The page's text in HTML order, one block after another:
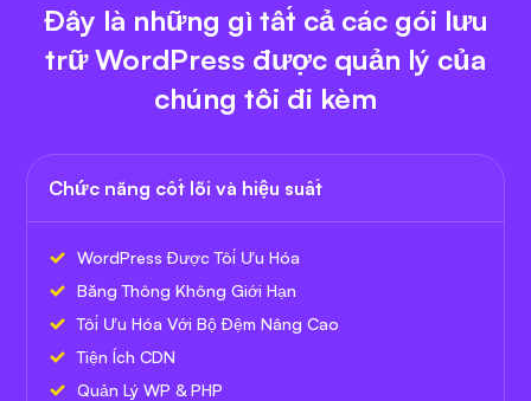
Đây là những gì tất cả các gói lưu
trữ WordPress được quản lý của
chúng tôi đi kèm
Chức năng cốt lõi và hiệu suất
WordPress Được Tối Ưu Hóa
Băng Thông Không Giới Hạn
Tối Ưu Hóa Với Bộ Đệm Nâng Cao
Tiện Ích CDN
Quản Lý WP & PHP